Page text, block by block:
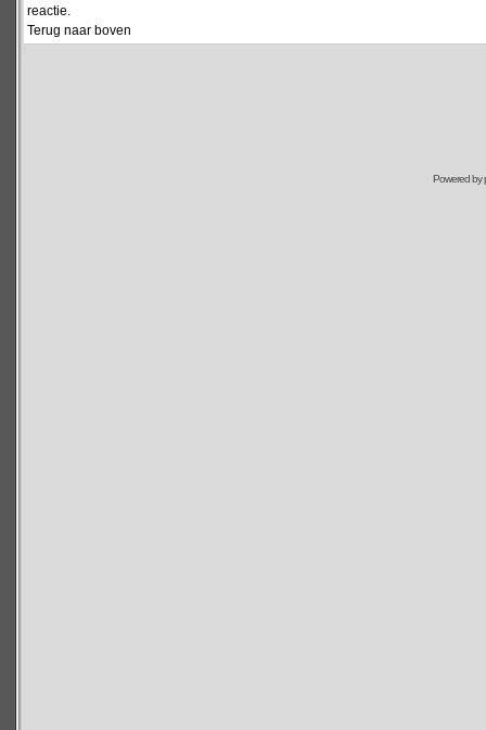
reactie.
Terug naar boven
Powered by